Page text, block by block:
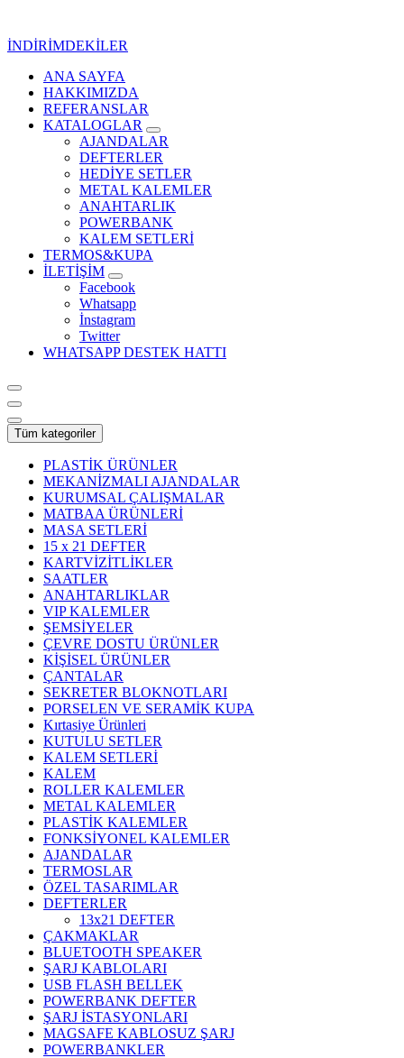
İNDİRİMDEKİLER
Kurumsal Promosyon-Hediyelik
ANA SAYFA
HAKKIMIZDA
REFERANSLAR
KATALOGLAR
AJANDALAR
DEFTERLER
HEDİYE SETLER
METAL KALEMLER
ANAHTARLIK
POWERBANK
KALEM SETLERİ
TERMOS&KUPA
İLETİŞİM
Facebook
Whatsapp
İnstagram
Twitter
WHATSAPP DESTEK HATTI
Tüm kategoriler
PLASTİK ÜRÜNLER
MEKANİZMALI AJANDALAR
KURUMSAL ÇALIŞMALAR
MATBAA ÜRÜNLERİ
MASA SETLERİ
15 x 21 DEFTER
KARTVİZİTLİKLER
SAATLER
ANAHTARLIKLAR
VIP KALEMLER
ŞEMSİYELER
ÇEVRE DOSTU ÜRÜNLER
KİŞİSEL ÜRÜNLER
ÇANTALAR
SEKRETER BLOKNOTLARI
PORSELEN VE SERAMİK KUPA
Kırtasiye Ürünleri
KUTULU SETLER
KALEM SETLERİ
KALEM
ROLLER KALEMLER
METAL KALEMLER
PLASTİK KALEMLER
FONKSİYONEL KALEMLER
AJANDALAR
TERMOSLAR
ÖZEL TASARIMLAR
DEFTERLER
13x21 DEFTER
ÇAKMAKLAR
BLUETOOTH SPEAKER
ŞARJ KABLOLARI
USB FLASH BELLEK
POWERBANK DEFTER
ŞARJ İSTASYONLARI
MAGSAFE KABLOSUZ ŞARJ
POWERBANKLER